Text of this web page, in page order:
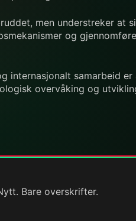
men understreker at
og
samarbeid
overvåking og
Bare overskrifter.